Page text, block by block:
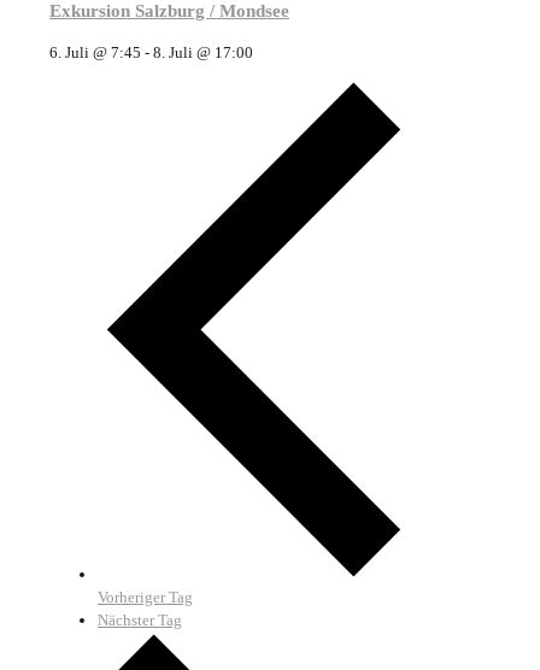
Exkursion Salzburg / Mondsee
6. Juli @ 7:45 - 8. Juli @ 17:00
Vorheriger Tag
Nächster Tag